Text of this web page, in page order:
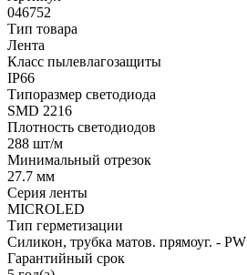
046752
Тип товара
Лента
Класс пылевлагозащиты
IP66
Типоразмер светодиода
SMD 2216
Плотность светодиодов
288 шт/м
Минимальный отрезок
27.7 мм
Серия ленты
MICROLED
Тип герметизации
Силикон, трубка матов. прямоуг. - PW
Гарантийный срок